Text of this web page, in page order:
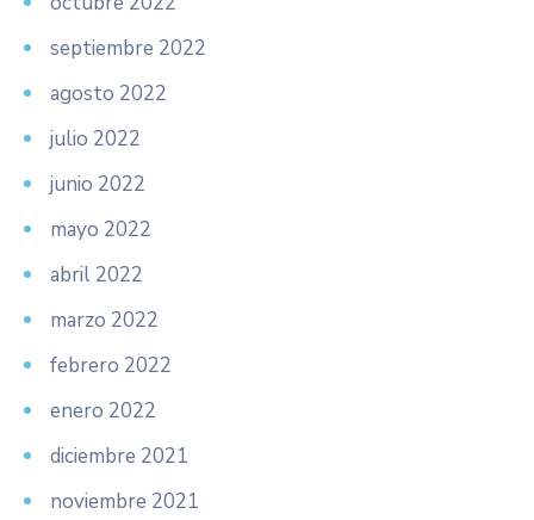
septiembre 2022
agosto 2022
julio 2022
junio 2022
mayo 2022
abril 2022
marzo 2022
febrero 2022
enero 2022
diciembre 2021
noviembre 2021